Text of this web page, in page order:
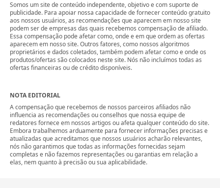
Somos um site de conteúdo independente, objetivo e com suporte de
publicidade. Para apoiar nossa capacidade de fornecer conteúdo gratuito
aos nossos usuários, as recomendações que aparecem em nosso site
podem ser de empresas das quais recebemos compensação de afiliado.
Essa compensação pode afetar como, onde e em que ordem as ofertas
aparecem em nosso site. Outros fatores, como nossos algoritmos
proprietários e dados coletados, também podem afetar como e onde os
produtos/ofertas são colocados neste site. Nós não incluímos todas as
ofertas financeiras ou de crédito disponíveis.
NOTA EDITORIAL
A compensação que recebemos de nossos parceiros afiliados não
influencia as recomendações ou conselhos que nossa equipe de
redatores fornece em nossos artigos ou afeta qualquer conteúdo do site.
Embora trabalhemos arduamente para fornecer informações precisas e
atualizadas que acreditamos que nossos usuários acharão relevantes,
nós não garantimos que todas as informações fornecidas sejam
completas e não fazemos representações ou garantias em relação a
elas, nem quanto à precisão ou sua aplicabilidade.